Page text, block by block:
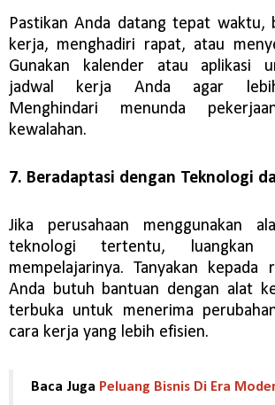
Pastikan Anda datang tepat waktu,
kerja, menghadiri rapat, atau
Gunakan kalender atau aplikasi
jadwal kerja Anda agar
Menghindari menunda
kewalahan.
7. Beradaptasi dengan Teknologi
Jika perusahaan menggunakan
teknologi tertentu, luangkan
mempelajarinya. Tanyakan
Anda butuh bantuan dengan alat
terbuka untuk menerima
cara kerja yang lebih efisien.
Baca Juga Peluang Bisnis Di Era